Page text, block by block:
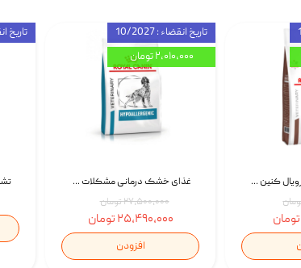
تاریخ
غذای خشک درمانی مشکلات گوارشی سگ رویال کنین Royal Canin Hypoallergenic وزن 7 کیلوگرم | پت استوک
۲۷,۵۰۰,۰۰۰ تومان
۲۵,۴۹۰,۰۰۰ تومان
افزودن
تاریخ انقضاء : 10/2027
۲,۰۱۰,۰۰۰ تومان
غذای خشک گربه رویال کنین Gastrointestinal Fibre Response وزن 2 کیلوگرم | پت استوک